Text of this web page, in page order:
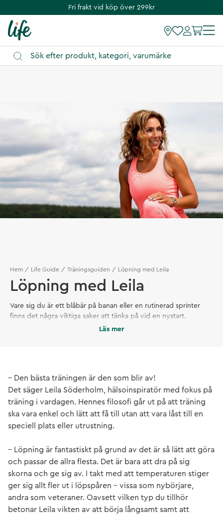
Fri frakt vid köp över 299kr
Hem Life Guide Träningsguiden Löpning med Leila
Löpning med Leila
Vare sig du är ett blåbär på banan eller en rutinerad sprinter
finns det några viktiga saker att tänka på vid en nystart.
Träningsinspiratören Leila Söderholm ger oss sina bästa tips för
Läs mer
– Den bästa träningen är den som blir av!
Det säger Leila Söderholm, hälsoinspiratör med fokus på
träning i vardagen. Hennes filosofi går ut på att träning
ska vara enkel och lätt att få till utan att vara låst till en
speciell plats eller utrustning.
– Löpning är fantastiskt på grund av det är så lätt att göra
och passar de allra flesta. Det är bara att dra på sig
skorna och ge sig av. I takt med att temperaturen stiger
ger sig allt fler ut i löpspåren – vissa som nybörjare,
andra som veteraner. Oavsett vilken typ du tillhör
betonar Leila vikten av att börja långsamt samt att